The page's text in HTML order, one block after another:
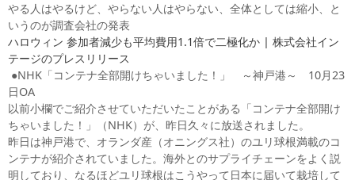
やる人はやるけど、やらない人はやらない、全体としては縮小、と
いうのが調査会社の発表
ハロウィン 参加者減少も平均費用1.1倍で二極化か | 株式会社イン
テージのプレスリリース
●NHK「コンテナ全部開けちゃいました！」 ～神戸港～ 10月23
日OA
以前小欄でご紹介させていただいたことがある「コンテナ全部開け
ちゃいました！」（NHK）が、昨日久々に放送されました。
昨日は神戸港で、オランダ産（オニングス社）のユリ球根満載のコ
ンテナが紹介されていました。海外とのサプライチェーンをよく説
明しており、なるほどユリ球根はこうやって日本に届いて栽培して